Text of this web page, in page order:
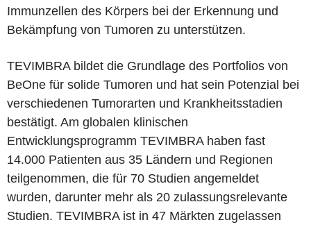
Immunzellen des Körpers bei der Erkennung und
Bekämpfung von Tumoren zu unterstützen.
TEVIMBRA bildet die Grundlage des Portfolios von
BeOne für solide Tumoren und hat sein Potenzial bei
verschiedenen Tumorarten und Krankheitsstadien
bestätigt. Am globalen klinischen
Entwicklungsprogramm TEVIMBRA haben fast
14.000 Patienten aus 35 Ländern und Regionen
teilgenommen, die für 70 Studien angemeldet
wurden, darunter mehr als 20 zulassungsrelevante
Studien. TEVIMBRA ist in 47 Märkten zugelassen